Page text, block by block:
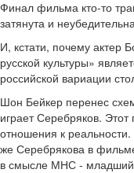
Финал фильма кто-то
затянута и
И, кстати, почему актер
русской культуры»
российской вариации
Шон Бейкер перенес
играет Серебряков.
отношения к
же Серебрякова в
в смысле МНС - младший